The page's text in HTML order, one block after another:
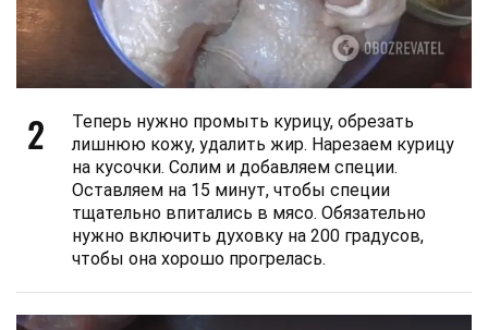
2
Теперь нужно промыть курицу, обрезать
лишнюю кожу, удалить жир. Нарезаем курицу
на кусочки. Солим и добавляем специи.
Оставляем на 15 минут, чтобы специи
тщательно впитались в мясо. Обязательно
нужно включить духовку на 200 градусов,
чтобы она хорошо прогрелась.